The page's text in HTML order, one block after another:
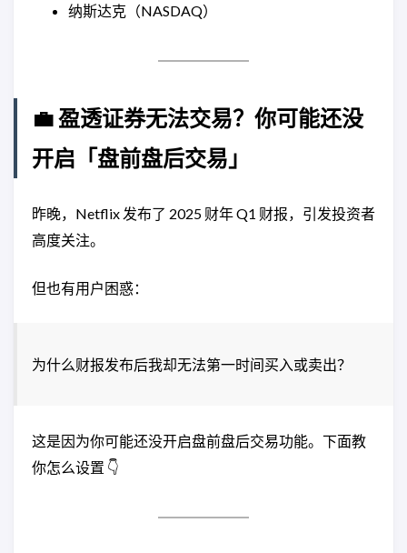
纳斯达克（NASDAQ）
💼 盈透证券无法交易？你可能还没
开启「盘前盘后交易」
昨晚，Netflix 发布了 2025 财年 Q1 财报，引发投资者
高度关注。
但也有用户困惑：
为什么财报发布后我却无法第一时间买入或卖出？
这是因为你可能还没开启盘前盘后交易功能。下面教
你怎么设置 👇